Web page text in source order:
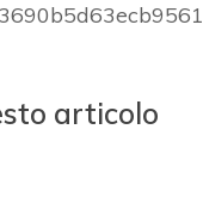
articolo